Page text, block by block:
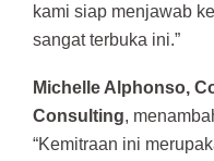
kami siap menjawab
sangat terbuka ini.”
Michelle Alphonso,
Consulting,
“Kemitraan ini